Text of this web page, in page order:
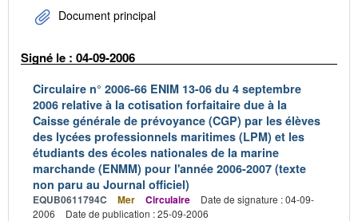
Document principal
Signé le : 04-09-2006
Circulaire n° 2006-66 ENIM 13-06 du 4 septembre
2006 relative à la cotisation forfaitaire due à la
Caisse générale de prévoyance (CGP) par les élèves
des lycées professionnels maritimes (LPM) et les
étudiants des écoles nationales de la marine
marchande (ENMM) pour l'année 2006-2007 (texte
non paru au Journal officiel)
EQUB0611794C Mer Circulaire
Date de signature : 04-09-
2006
Date de publication : 25-09-2006